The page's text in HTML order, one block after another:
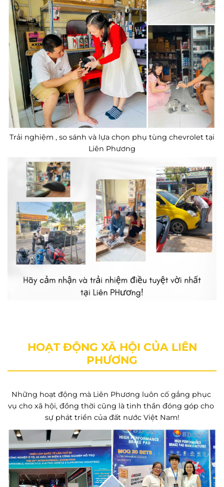
Trải nghiệm , so sánh và lựa chọn phụ tùng chevrolet tại
Liên Phương
HOẠT ĐỘNG XÃ HỘI CỦA LIÊN
PHƯƠNG
Những hoạt động mà Liên Phương luôn cố gắng phục
vụ cho xã hội, đồng thời cũng là tinh thần đóng góp cho
sự phát triển của đất nước Việt Nam!